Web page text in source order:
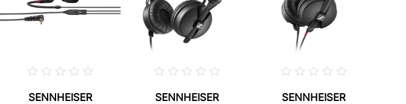
SENNHEISER
SENNHEISER
SENNHEISER